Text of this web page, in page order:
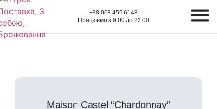
+38 068 459 6148
Працюємо з 9:00 до 22:00
Maison Castel “Chardonnay”